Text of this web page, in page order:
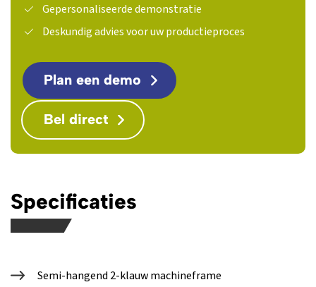
Gepersonaliseerde demonstratie
Deskundig advies voor uw productieproces
Plan een demo
Bel direct
Specificaties
Semi-hangend 2-klauw machineframe